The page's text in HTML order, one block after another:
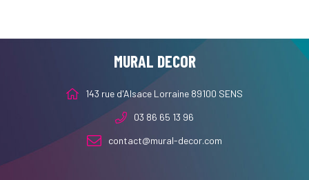
MURAL DECOR
143 rue d'Alsace Lorraine 89100 SENS
03 86 65 13 96
contact@mural-decor.com